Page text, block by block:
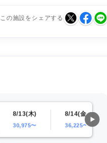
この施設をシェアする
8/13(木)
30,975〜
8/14(金)
36,225〜